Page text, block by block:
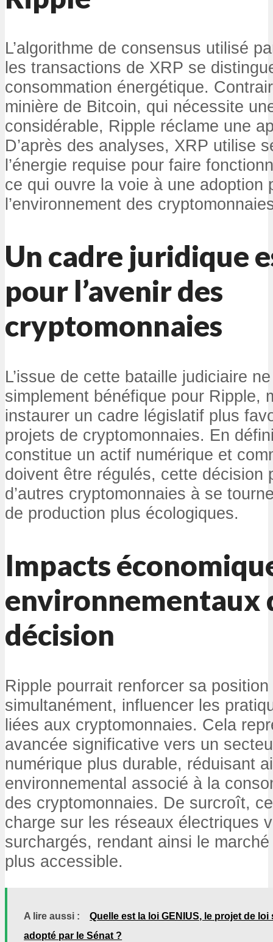
L’algorithme de consensus utilisé
les transactions de XRP se
consommation énergétique.
minière de Bitcoin, qui nécessite
considérable, Ripple réclame une
D’après des analyses, XRP utilise
l’énergie requise pour faire
ce qui ouvre la voie à une adoption
l’environnement des
Un cadre juridique
pour l’avenir des
cryptomonnaies
L’issue de cette bataille judiciaire
simplement bénéfique pour Ripple,
instaurer un cadre législatif plus
projets de cryptomonnaies. En
constitue un actif numérique et
doivent être régulés, cette décision
d’autres cryptomonnaies à se
de production plus écologiques.
Impacts
environnementaux
décision
Ripple pourrait renforcer sa
simultanément, influencer les
liées aux cryptomonnaies. Cela
avancée significative vers un
numérique plus durable, réduisant
environnemental associé à la
des cryptomonnaies. De surcroît,
charge sur les réseaux électriques
surchargés, rendant ainsi le
plus accessible.
A lire aussi :
Quelle est la loi GENIUS, le projet de
adopté par le Sénat ?